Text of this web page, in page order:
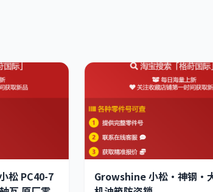
松 PC40-7
Growshine 小松·神钢·